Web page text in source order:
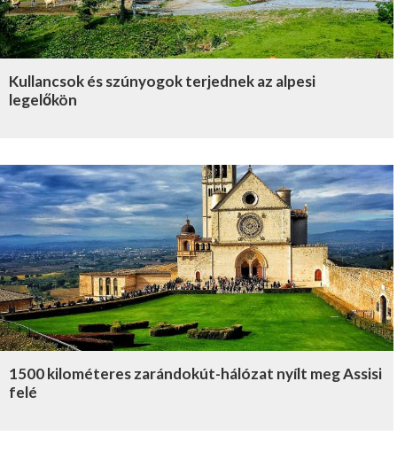
Kullancsok és szúnyogok terjednek az alpesi
legelőkön
1500 kilométeres zarándokút-hálózat nyílt meg Assisi
felé